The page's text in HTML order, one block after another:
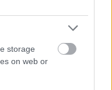
storage
on web or
a most